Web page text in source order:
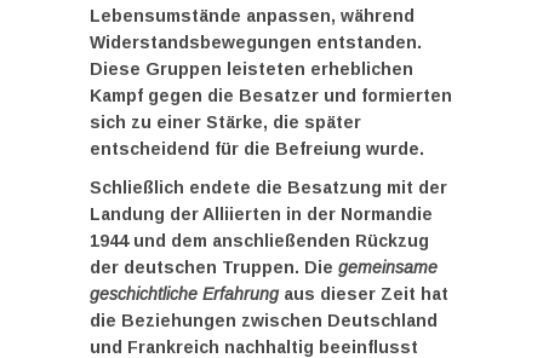
Lebensumstände anpassen, während
Widerstandsbewegungen entstanden.
Diese Gruppen leisteten erheblichen
Kampf gegen die Besatzer und formierten
sich zu einer Stärke, die später
entscheidend für die Befreiung wurde.
Schließlich endete die Besatzung mit der
Landung der Alliierten in der Normandie
1944 und dem anschließenden Rückzug
der deutschen Truppen. Die gemeinsame
geschichtliche Erfahrung aus dieser Zeit hat
die Beziehungen zwischen Deutschland
und Frankreich nachhaltig beeinflusst